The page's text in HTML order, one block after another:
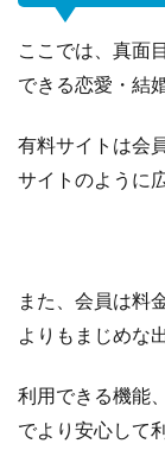
ここでは、真面
できる恋愛・結
有料サイトは会
サイトのように
また、会員は料
よりもまじめな
利用できる機能
でより安心して